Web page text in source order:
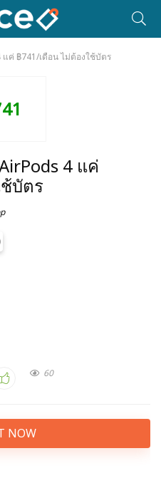
ค่ ฿741/เดือน ไม่ต้องใช้บัตร
4 แค่
บัตร
60
NOW